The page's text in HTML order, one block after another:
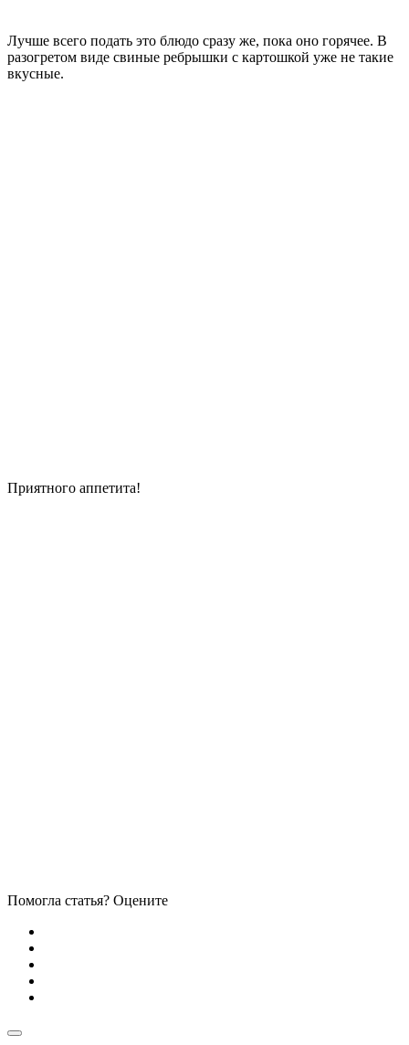
Лучше всего подать это блюдо сразу же, пока оно горячее. В
разогретом виде свиные ребрышки с картошкой уже не такие
вкусные.
Приятного аппетита!
Помогла статья? Оцените